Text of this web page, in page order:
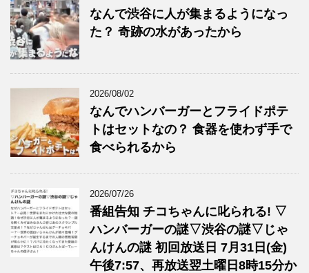
なんで渋谷に人が集まるようになっ
た？ 奇跡の水があったから
2026/08/02
なんでハンバーガーとフライドポテ
トはセットなの？ 食器を使わず手で
食べられるから
2026/07/26
番組告知 チコちゃんに叱られる! ▽
ハンバーガーの謎▽渋谷の謎▽じゃ
んけんの謎 初回放送日 7月31日(金)
午後7:57、再放送翌土曜日8時15分か